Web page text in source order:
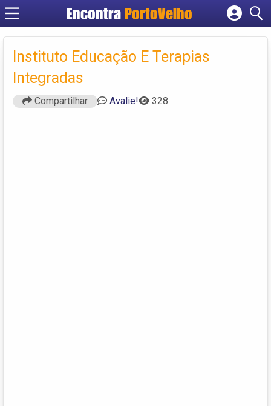
EncontraPortoVelho
Cadastrar empresa
Fazer login
Criar conta
Instituto Educação E Terapias
Integradas
Compartilhar Avalie! 328